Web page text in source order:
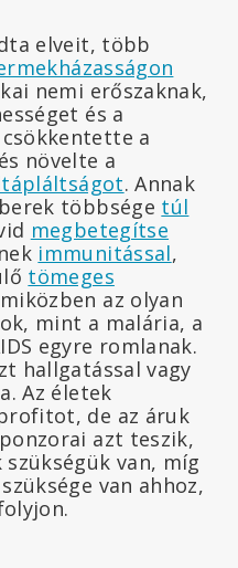
elveit, több
nemi erőszaknak,
és a
a
növelte a
. Annak
többsége túl
megbetegítse
immunitással,
tömeges
az olyan
mint a malária, a
egyre romlanak.
hallgatással vagy
Az életek
de az áruk
azt teszik,
van, míg
van ahhoz,